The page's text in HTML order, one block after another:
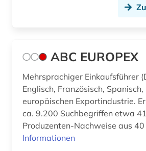
außenhandel (13)
außenhandelsfinanzierung (1)
außenhandelsrecht (1)
Schweden (5)
Schweiz (20)
Serbien (2)
Skandinavien (1)
Slowakei (5)
ABC EUROPEX
Mehrsprachiger Einkaufsführer
Englisch, Französisch,
europäischen Exportindustrie.
ca. 9.200 Suchbegriffen etwa
Produzenten-Nachweise aus
Informationen